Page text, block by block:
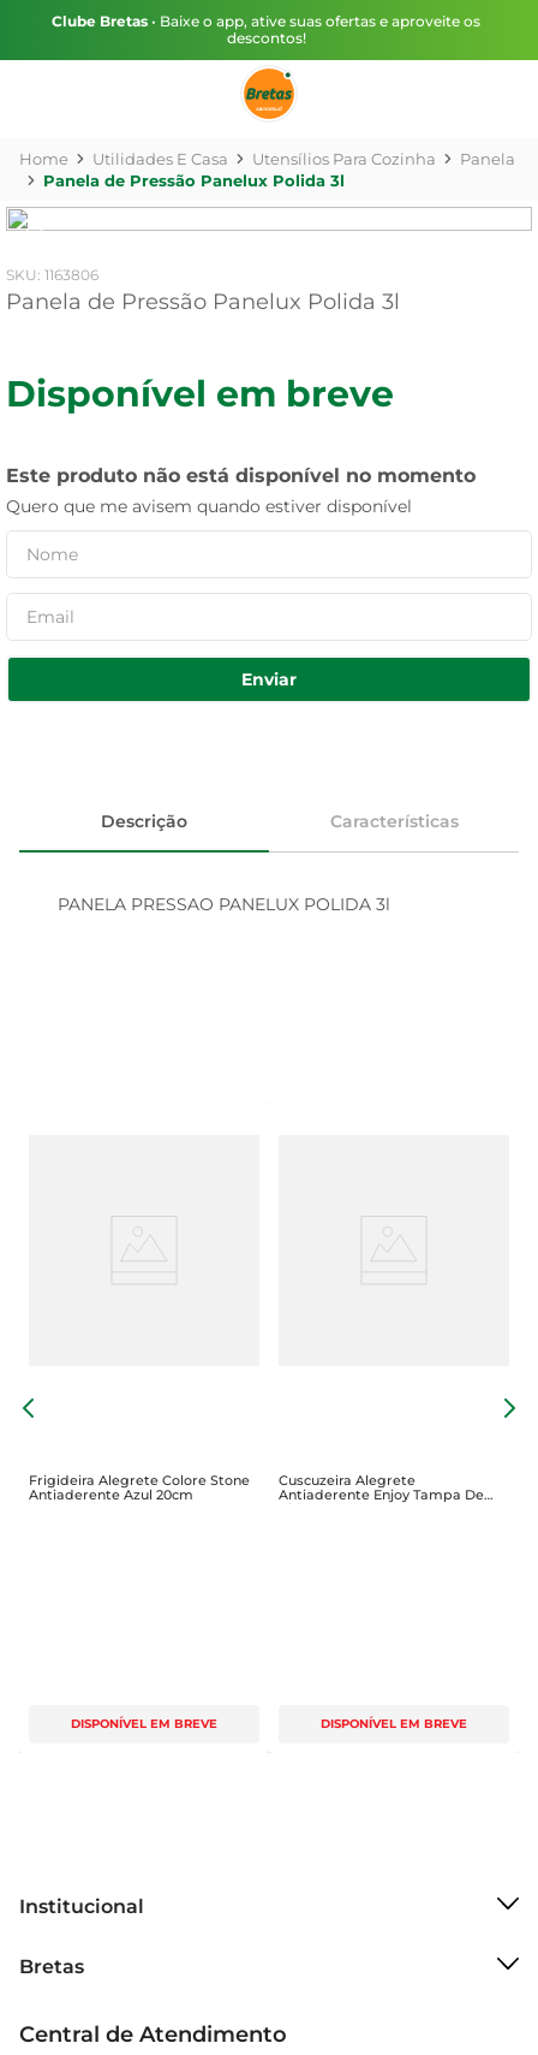
Clube Bretas • Baixe o app, ative suas ofertas e aproveite os
descontos!
Utilidades E Casa Utensílios Para Cozinha
Panela
Panela de Pressão Panelux Polida 3l
: 1163806
Panela de Pressão Panelux Polida 3l
Disponível em breve
Este produto não está disponível no momento
Quero que me avisem quando estiver disponível
Enviar
Descrição Características
PANELA PRESSAO PANELUX POLIDA 3l
Frigideira Alegrete Colore Stone
Antiaderente Azul 20cm
DISPONÍVEL EM BREVE
Cuscuzeira Alegrete
Antiaderente Enjoy Tampa De
Vidro 10cm
DISPONÍVEL EM BREVE
Institucional
Grupo Cencosud
Sobre privacidade
Bretas
Produtos Bretas
Central de Atendimento